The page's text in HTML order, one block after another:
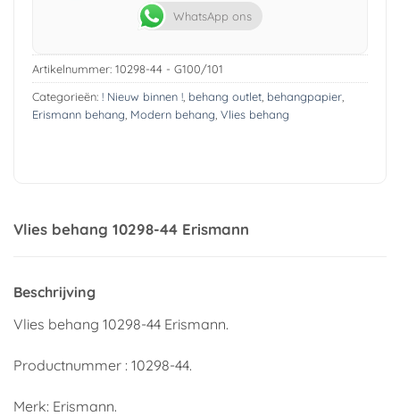
WhatsApp ons
Artikelnummer: 10298-44 - G100/101
Categorieën: ! Nieuw binnen !, behang outlet, behangpapier,
Erismann behang Modern behang Vlies behang
Vlies behang 10298-44 Erismann
Beschrijving
Vlies behang 10298-44 Erismann.
Productnummer : 10298-44.
Merk: Erismann.